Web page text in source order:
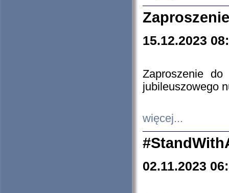
15.12.2023
Zaproszenie do
jubileuszowego
więcej...
02.11.2023